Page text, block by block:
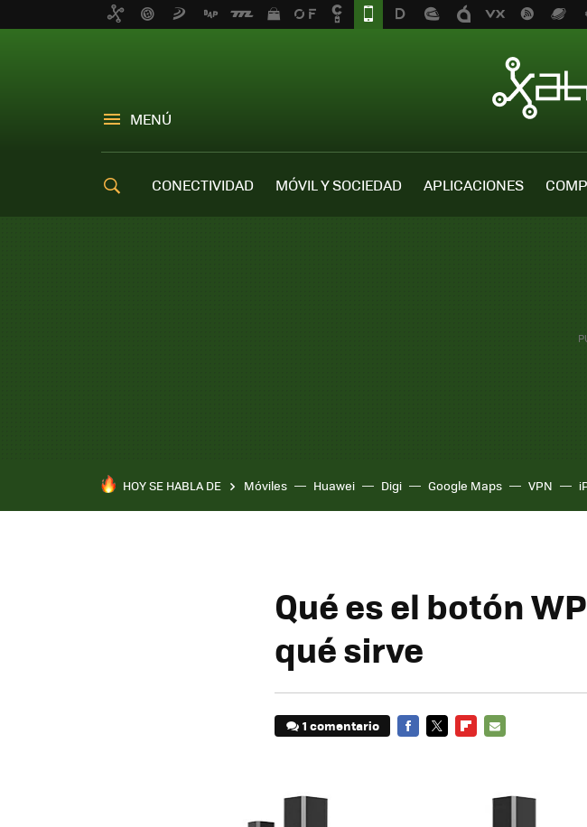
MENÚ
CONECTIVIDAD MÓVIL Y SOCIEDAD APLICACIONES
HOY SE HABLA DE Móviles Huawei Digi Google Maps VPN
Qué es el botón
qué sirve
1 comentario